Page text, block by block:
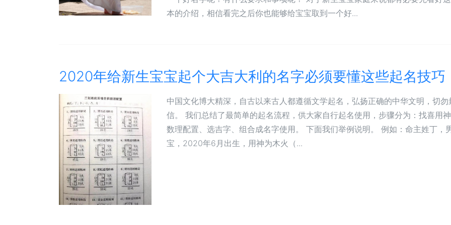
本的介绍，相信看完之后你也能够给宝宝取到一个好...
2020年给新生宝宝起个大吉大利的名字必须要懂这些起名技巧
中国文化博大精深，自古以来古人都遵循文学起名，弘扬正确的中华文明，切勿
信。 我们总结了最简单的起名流程，供大家自行起名使用，步骤分为：找喜用
数理配置、选吉字、组合成名字使用。 下面我们举例说明。 例如：命主姓丁，
宝，2020年6月出生，用神为木火（...
给宝宝取名字这些禁忌一定要知道，这些字千万不能用在宝宝的